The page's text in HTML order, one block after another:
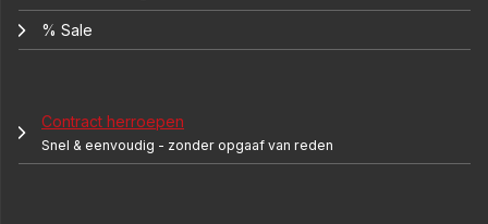
% Sale
Contract herroepen
Snel & eenvoudig - zonder opgaaf van reden